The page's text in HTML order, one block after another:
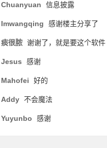
Chuanyuan 信息披露
Imwangqing 感谢楼主分享了
痰很脓 谢谢了，就是要这个软件
Jesus 感谢
Mahofei 好的
Addy 不会魔法
Yuyunbo 感谢